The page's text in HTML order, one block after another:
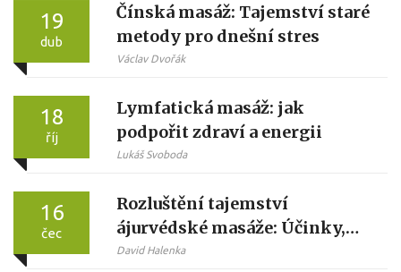
19
dub
Čínská masáž: Tajemství staré
metody pro dnešní stres
Václav Dvořák
18
říj
Lymfatická masáž: jak
podpořit zdraví a energii
Lukáš Svoboda
16
čec
Rozluštění tajemství
ájurvédské masáže: Účinky,
Oleje a Postup
David Halenka